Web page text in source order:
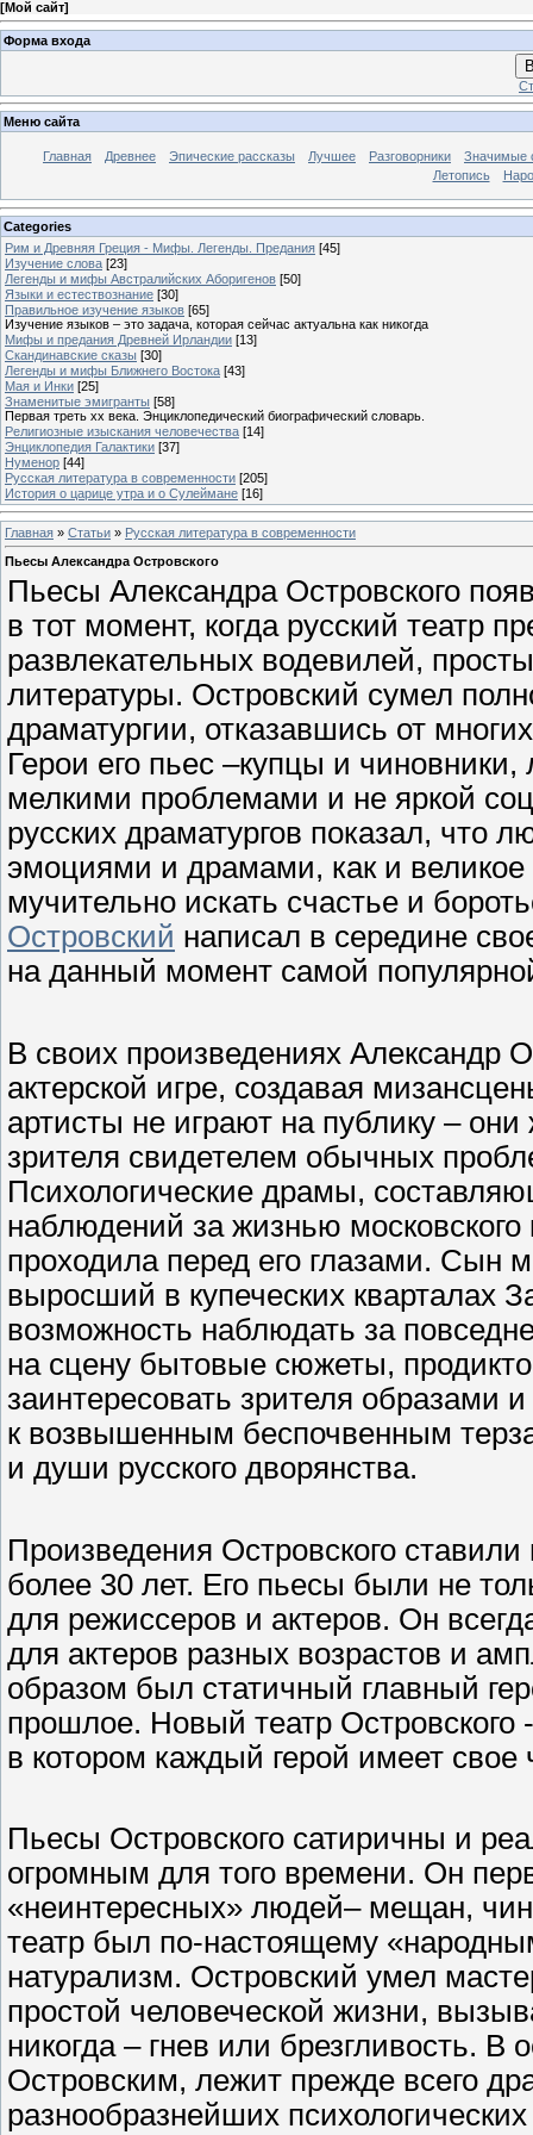
[Мой сайт]
Форма входа
Меню сайта
Главная Древнее Эпические рассказы Лучшее Разговорники
Значимые
Летопись
Categories
Рим и Древняя Греция - Мифы. Легенды. Предания [45]
Изучение слова [23]
Легенды и мифы Австралийских Аборигенов [50]
Языки и естествознание [30]
Правильное изучение языков [65]
Изучение языков – это задача, которая сейчас актуальна как никогда
Мифы и предания Древней Ирландии [13]
Скандинавские сказы [30]
Легенды и мифы Ближнего Востока [43]
Мая и Инки [25]
Знаменитые эмигранты [58]
Первая треть xx века. Энциклопедический биографический словарь.
Религиозные изыскания человечества [14]
Энциклопедия Галактики [37]
Нуменор [44]
Русская литература в современности [205]
История о царице утра и о Сулеймане [16]
Главная » Статьи » Русская литература в современности
Пьесы Александра Островского
Пьесы Александра Островского
в тот момент, когда русский театр
развлекательных водевилей,
литературы. Островский сумел
драматургии, отказавшись от
Герои его пьес –купцы и
мелкими проблемами и не яркой
русских драматургов показал, что
эмоциями и драмами, как и
мучительно искать счастье и
Островский написал в середине
на данный момент самой
В своих произведениях Александр
актерской игре, создавая
артисты не играют на публику –
зрителя свидетелем обычных
Психологические драмы,
наблюдений за жизнью московского
проходила перед его глазами. Сын
выросший в купеческих кварталах
возможность наблюдать за
на сцену бытовые сюжеты,
заинтересовать зрителя образами
к возвышенным беспочвенным
и души русского дворянства.
Произведения Островского
более 30 лет. Его пьесы были не
для режиссеров и актеров. Он
для актеров разных возрастов и
образом был статичный главный
прошлое. Новый театр Островского
в котором каждый герой имеет свое
Пьесы Островского сатиричны и
огромным для того времени. Он
«неинтересных» людей– мещан,
театр был по-настоящему
натурализм. Островский умел
простой человеческой жизни,
никогда – гнев или брезгливость. В
Островским, лежит прежде всего
разнообразнейших